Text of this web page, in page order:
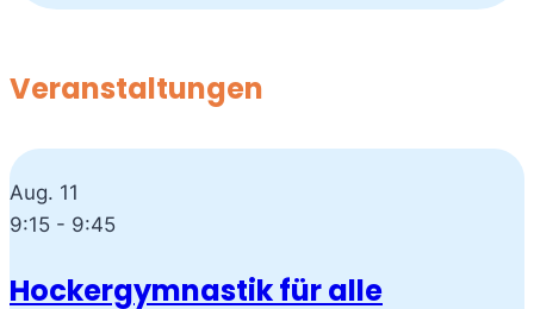
Veranstaltungen
Aug. 11
9:15 - 9:45
Hockergymnastik für alle